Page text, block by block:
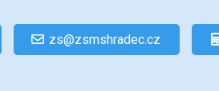
zs@zsmshradec.cz